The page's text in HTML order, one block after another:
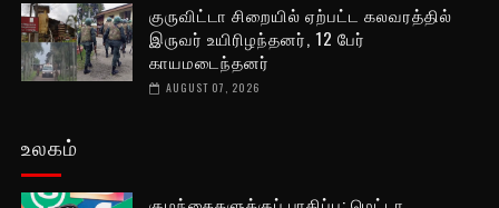
குருவிட்டா சிறையில் ஏற்பட்ட கலவரத்தில்
இருவர் உயிரிழந்தனர், 12 பேர்
காயமடைந்தனர்
AUGUST 07, 2026
உலகம்
குழந்தைகளுக்குப் பாதிப்பு: மெட்டா